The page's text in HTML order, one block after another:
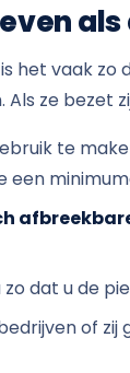
als
het vaak
ze bezet
te
een
zo dat u de
of